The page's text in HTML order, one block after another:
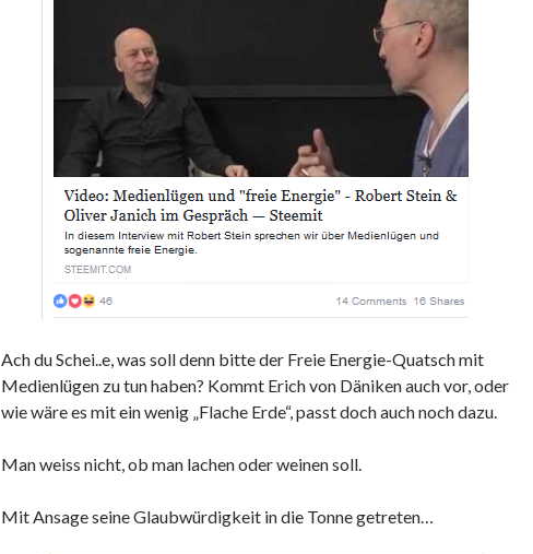
Ach du Schei..e, was soll denn bitte der Freie Energie-Quatsch mit
Medienlügen zu tun haben? Kommt Erich von Däniken auch vor, oder
wie wäre es mit ein wenig „Flache Erde“, passt doch auch noch dazu.
Man weiss nicht, ob man lachen oder weinen soll.
Mit Ansage seine Glaubwürdigkeit in die Tonne getreten…